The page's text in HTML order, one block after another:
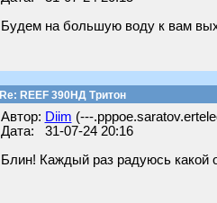
Будем на большую воду к вам
Re: REEF 390НД Тритон
Автор: Diim (---
Дата: 31-07-24 20:16
Блин! Каждый раз радуюсь какой